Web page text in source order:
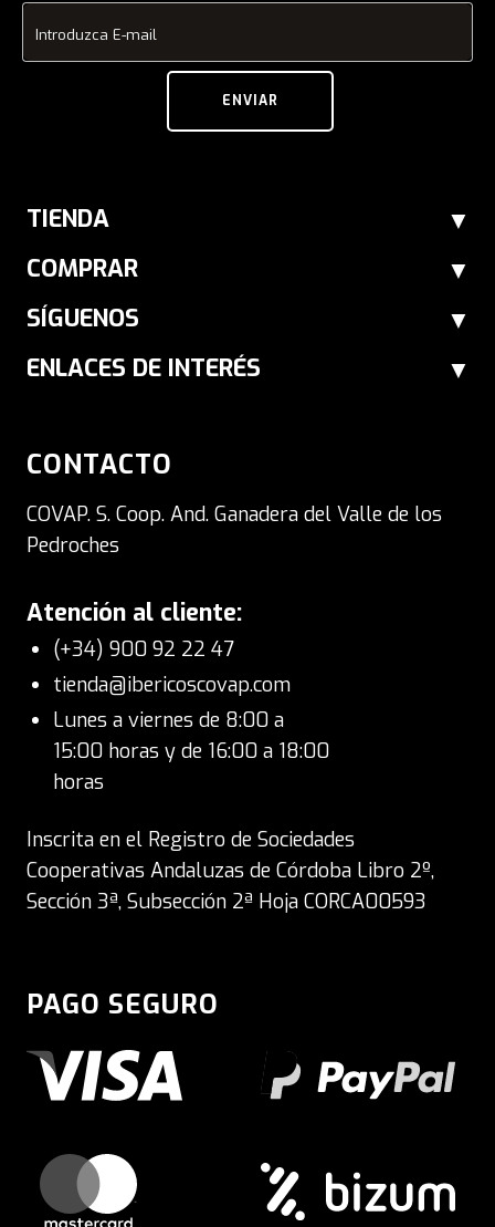
Introduzca E-mail
ENVIAR
TIENDA
COMPRAR
SÍGUENOS
ENLACES DE INTERÉS
CONTACTO
COVAP. S. Coop. And. Ganadera del Valle de los
Pedroches
Atención al cliente:
(+34) 900 92 22 47
tienda@ibericoscovap.com
Lunes a viernes de 8:00 a
15:00 horas y de 16:00 a 18:00
horas
Inscrita en el Registro de Sociedades
Cooperativas Andaluzas de Córdoba Libro 2º,
Sección 3ª, Subsección 2ª Hoja CORCA00593
PAGO SEGURO